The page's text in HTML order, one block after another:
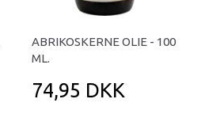
ABRIKOSKERNE OLIE - 100
ML.
74,95 DKK